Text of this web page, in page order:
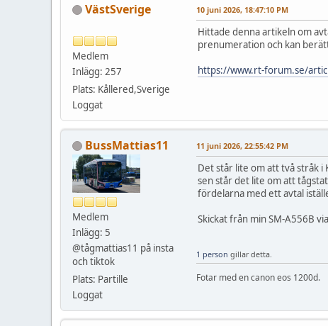
VästSverige
Medlem
Inlägg: 257
Plats: Kållered,Sverige
Loggat
10 juni 2026, 18:47:10 PM
Hittade denna artikeln om
prenumeration och kan
https://www.rt-forum.se/
BussMattias11
Medlem
Inlägg: 5
@tågmattias11 på insta
och tiktok
Plats: Partille
Loggat
11 juni 2026, 22:55:42 PM
Det står lite om att två stråk i
sen står det lite om att
fördelarna med ett avtal
Skickat från min SM-A556B
1 person gillar detta.
Fotar med en canon eos 1200d.